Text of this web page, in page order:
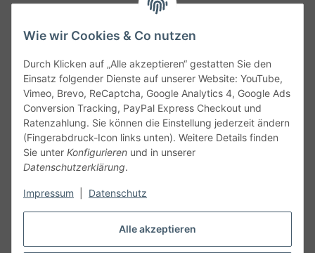
Alle akzeptieren
Wie wir Cookies & Co nutzen
Durch Klicken auf „Alle akzeptieren“ gestatten Sie den
Einsatz folgender Dienste auf unserer Website: YouTube,
Vimeo, Brevo, ReCaptcha, Google Analytics 4, Google Ads
Conversion Tracking, PayPal Express Checkout und
Ratenzahlung. Sie können die Einstellung jederzeit ändern
(Fingerabdruck-Icon links unten). Weitere Details finden
Sie unter Konfigurieren und in unserer
Datenschutzerklärung.
Impressum Datenschutz
Service
Gesetzliche Informationen
Alle technischen Angaben ohne Gewähr. Irrtümer und fehlerhafte
Angaben vorbehalten. Wenn Sie Datenblätter oder spezielle
unseren Kundenservice. Abbildungen der Artikel können
Vertrag widerrufen